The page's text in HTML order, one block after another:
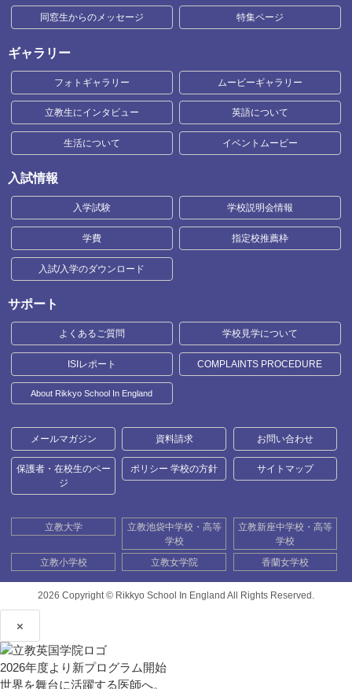
同窓生からのメッセージ 特集ページ
ギャラリー
フォトギャラリー ムービーギャラリー
立教生にインタビュー 英語について
生活について イベントムービー
入試情報
入学試験 学校説明会情報
学費 指定校推薦枠
入試/入学のダウンロード
サポート
よくあるご質問 学校見学について
ISIレポート COMPLAINTS PROCEDURE
About Rikkyo School In England
メールマガジン 資料請求 お問い合わせ
保護者・在校生のペー
ジ
ポリシー 学校の方針 サイトマップ
立教大学
立教池袋中学校・高等
学校
立教新座中学校・高等
学校
立教小学校
立教女学院 香蘭女学校
2026 Copyright © Rikkyo School In England All Rights Reserved.
×
2026年度より新プログラム開始
世界を舞台に活躍する医師へ。